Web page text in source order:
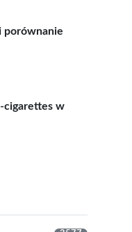
porównanie
cigarettes w